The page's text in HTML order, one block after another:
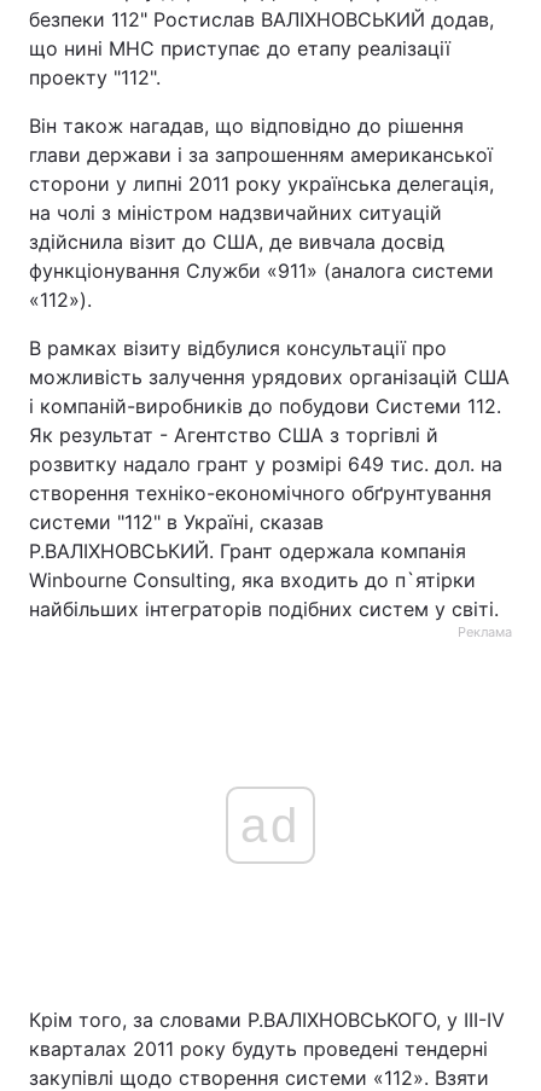
безпеки 112" Ростислав ВАЛІХНОВСЬКИЙ додав,
що нині МНС приступає до етапу реалізації
проекту "112".
Він також нагадав, що відповідно до рішення
глави держави і за запрошенням американської
сторони у липні 2011 року українська делегація,
на чолі з міністром надзвичайних ситуацій
здійснила візит до США, де вивчала досвід
функціонування Служби «911» (аналога системи
«112»).
В рамках візиту відбулися консультації про
можливість залучення урядових організацій США
і компаній-виробників до побудови Системи 112.
Як результат - Агентство США з торгівлі й
розвитку надало грант у розмірі 649 тис. дол. на
створення техніко-економічного обґрунтування
системи "112" в Україні, сказав
Р.ВАЛІХНОВСЬКИЙ. Грант одержала компанія
Winbournе Consulting, яка входить до п`ятірки
найбільших інтеграторів подібних систем у світі.
Реклама
ad
Крім того, за словами Р.ВАЛІХНОВСЬКОГО, у ІІІ-ІV
кварталах 2011 року будуть проведені тендерні
закупівлі щодо створення системи «112». Взяти